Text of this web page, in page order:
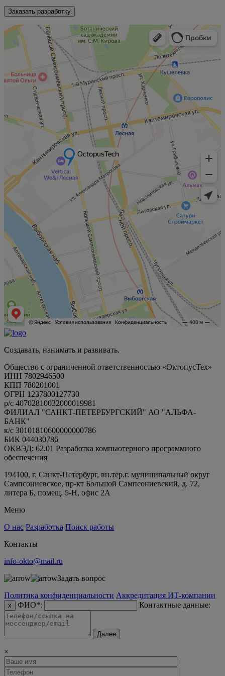
Создавать, нанимать и развивать.
Общество с ограниченной ответственностью «ОктопусТех»
ИНН 7802946500
КПП 780201001
ОГРН 1237800127730
р/с 40702810032000019981
ФИЛИАЛ "САНКТ-ПЕТЕРБУРГСКИЙ" АО "АЛЬФА-
БАНК"
к/с 30101810600000000786
БИК 044030786
ОКВЭД: 62.01 Разработка компьютерного программного
обеспечения
194100, г. Санкт-Петербург, вн.тер.г. муниципальный округ
Сампсониевское, пр-кт Большой Сампсониевский, д. 72,
литера Б, помещ. 5-Н, офис 2А
Меню
О нас Разработка Поиск работы
Контакты
info-okto@mail.ru
Задать вопрос
Политика конфиденциальности Аккредитация ИТ-компании
x ФИО*: Контактные данные:
Далее
×